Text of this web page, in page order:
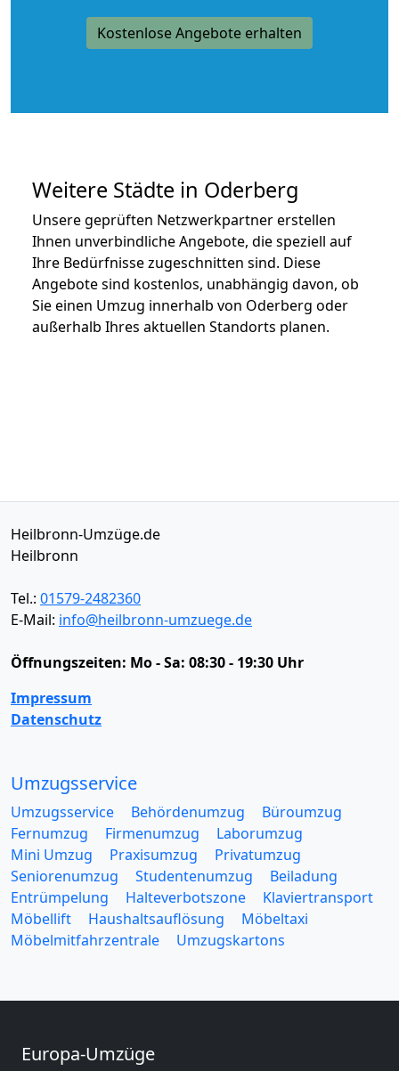
Kostenlose Angebote erhalten
Weitere Städte in Oderberg
Unsere geprüften Netzwerkpartner erstellen
Ihnen unverbindliche Angebote, die speziell auf
Ihre Bedürfnisse zugeschnitten sind. Diese
Angebote sind kostenlos, unabhängig davon, ob
Sie einen Umzug innerhalb von Oderberg oder
außerhalb Ihres aktuellen Standorts planen.
Heilbronn-Umzüge.de
Heilbronn
Tel.: 01579-2482360
E-Mail: info@heilbronn-umzuege.de
Öffnungszeiten: Mo - Sa: 08:30 - 19:30 Uhr
Impressum
Datenschutz
Umzugsservice
Umzugsservice Behördenumzug
Büroumzug
Fernumzug
Firmenumzug
Laborumzug
Mini Umzug
Praxisumzug
Privatumzug
Seniorenumzug
Studentenumzug
Beiladung
Entrümpelung
Halteverbotszone
Klaviertransport
Möbellift
Haushaltsauflösung
Möbeltaxi
Möbelmitfahrzentrale
Umzugskartons
Europa-Umzüge